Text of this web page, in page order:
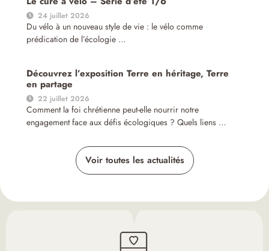
24 juillet 2026
Du vélo à un nouveau style de vie : le vélo comme
prédication de l’écologie …
Découvrez l’exposition Terre en héritage, Terre
en partage
22 juillet 2026
Comment la foi chrétienne peut-elle nourrir notre
engagement face aux défis écologiques ? Quels liens …
Voir toutes les actualités